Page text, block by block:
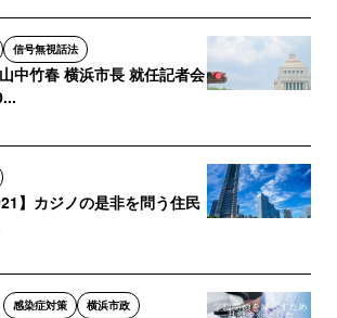
信号無視話法
中竹春 横浜市長 就任記者会
】カジノの是非を問う住民
感染症対策 横浜市政